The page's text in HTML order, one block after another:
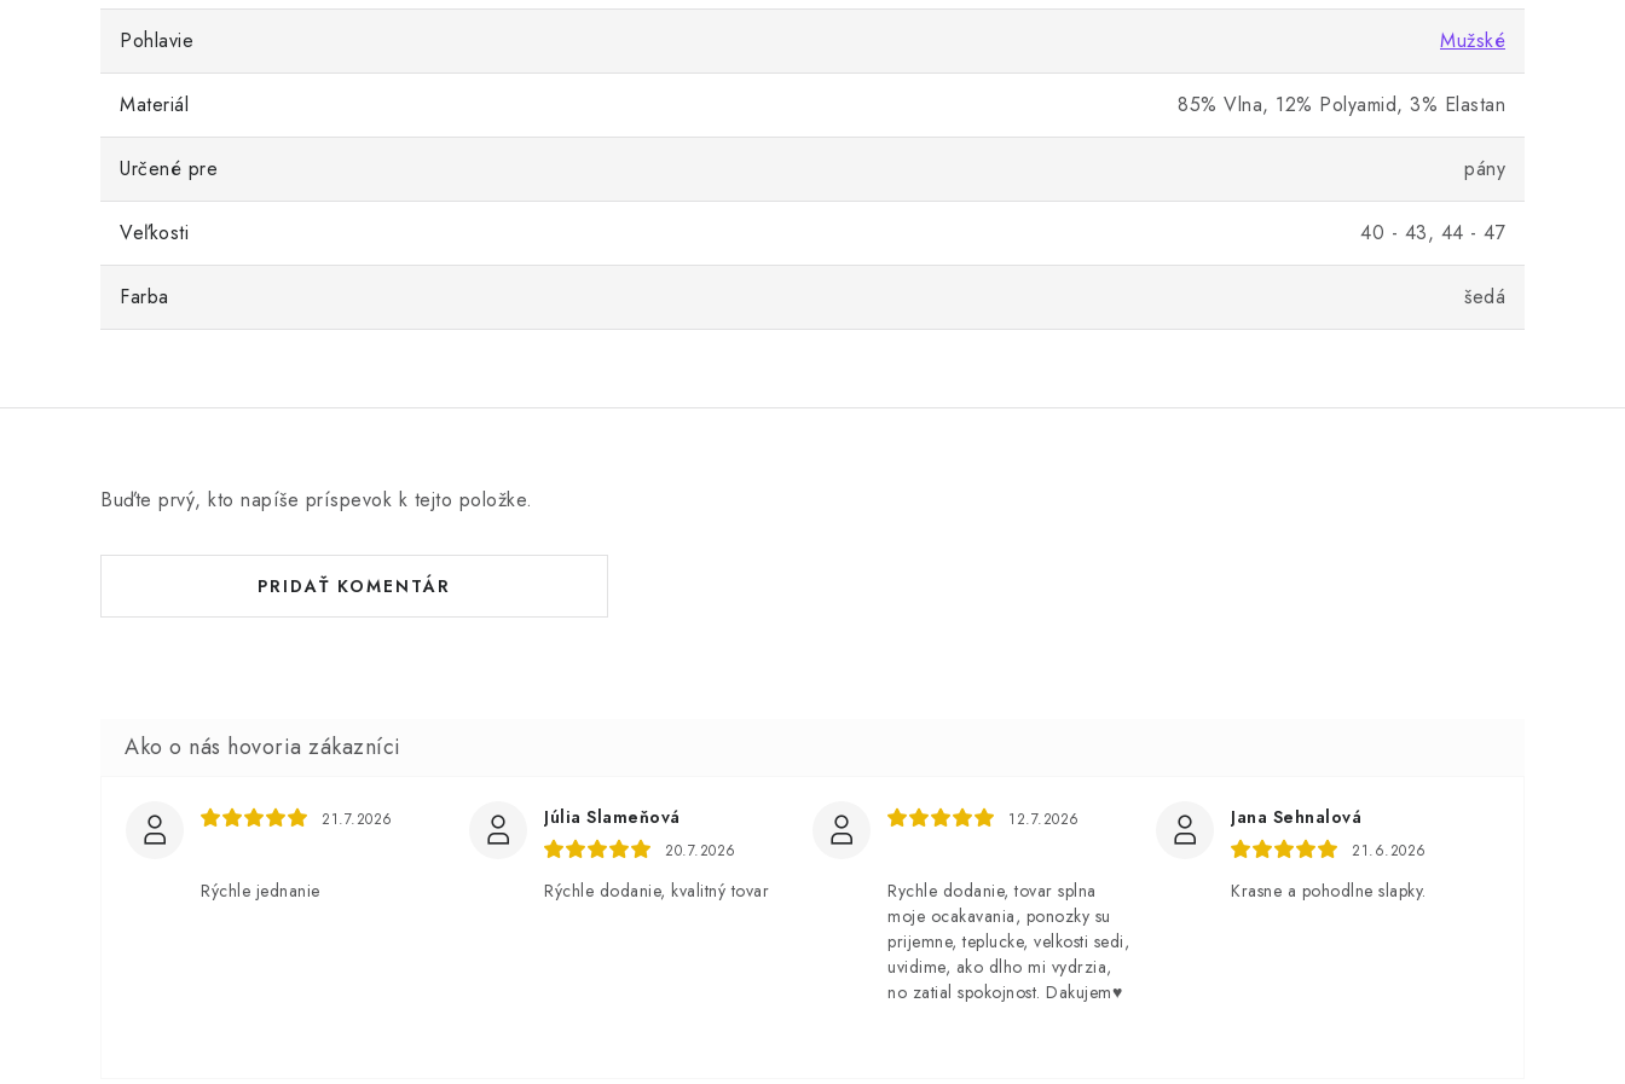
Pohlavie Mužské
Materiál 85% Vlna, 12% Polyamid, 3% Elastan
Určené pre pány
Veľkosti 40 - 43, 44 - 47
Farba šedá
Buďte prvý, kto napíše príspevok k tejto položke.
PRIDAŤ KOMENTÁR
21.7.2026
Rýchle jednanie
Júlia Slameňová
20.7.2026
Rýchle dodanie, kvalitný tovar
12.7.2026
Rychle dodanie, tovar splna
moje ocakavania, ponozky su
prijemne, teplucke, velkosti sedi,
uvidime, ako dlho mi vydrzia,
no zatial spokojnost. Dakujem♥️
Jana Sehnalová
21.6.2026
Krasne a pohodlne slapky.